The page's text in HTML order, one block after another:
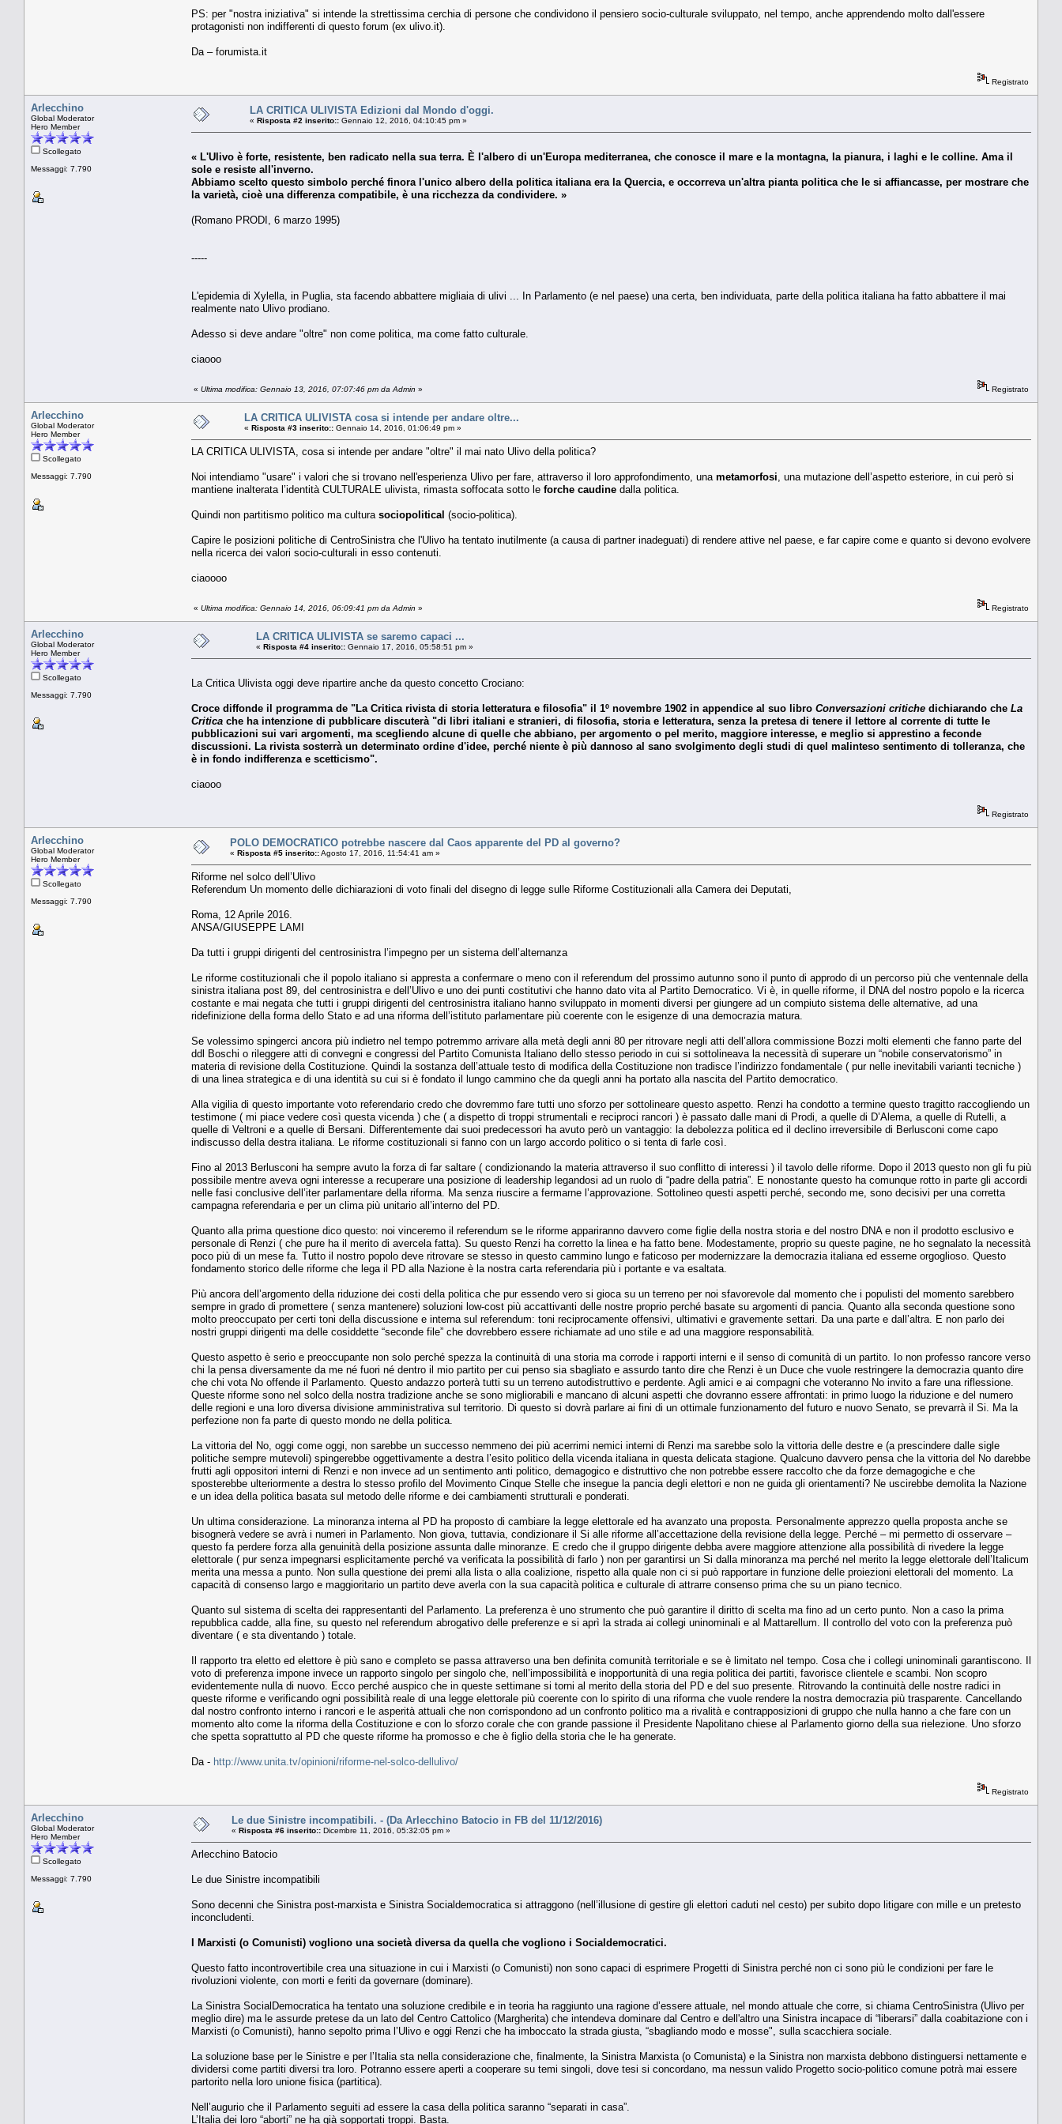
PS: per "nostra iniziativa" si intende la strettissima cerchia di persone che condividono il pensiero socio-culturale sviluppato, nel tempo, anche apprendendo molto dall'essere
protagonisti non indifferenti di questo forum (ex ulivo.it).
Da – forumista.it
Registrato
Arlecchino
Global Moderator
Hero Member
Scollegato
Messaggi: 7.790
LA CRITICA ULIVISTA Edizioni dal Mondo d'oggi.
« Risposta #2 inserito:: Gennaio 12, 2016, 04:10:45 pm »
« L'Ulivo è forte, resistente, ben radicato nella sua terra. È l'albero di un'Europa mediterranea, che conosce il mare e la montagna, la pianura, i laghi e le colline. Ama il
sole e resiste all'inverno.
Abbiamo scelto questo simbolo perché finora l'unico albero della politica italiana era la Quercia, e occorreva un'altra pianta politica che le si affiancasse, per mostrare che
la varietà, cioè una differenza compatibile, è una ricchezza da condividere. »
(Romano PRODI, 6 marzo 1995)
-----
L'epidemia di Xylella, in Puglia, sta facendo abbattere migliaia di ulivi ... In Parlamento (e nel paese) una certa, ben individuata, parte della politica italiana ha fatto abbattere il mai
realmente nato Ulivo prodiano.
Adesso si deve andare "oltre" non come politica, ma come fatto culturale.
ciaooo
« Ultima modifica: Gennaio 13, 2016, 07:07:46 pm da Admin » Registrato
Arlecchino
Global Moderator
Hero Member
Scollegato
Messaggi: 7.790
LA CRITICA ULIVISTA cosa si intende per andare oltre...
« Risposta #3 inserito:: Gennaio 14, 2016, 01:06:49 pm »
LA CRITICA ULIVISTA, cosa si intende per andare "oltre" il mai nato Ulivo della politica?
Noi intendiamo "usare" i valori che si trovano nell'esperienza Ulivo per fare, attraverso il loro approfondimento, una metamorfosi , una mutazione dell’aspetto esteriore, in cui però si
mantiene inalterata l’identità CULTURALE ulivista, rimasta soffocata sotto le forche caudine dalla politica.
Quindi non partitismo politico ma cultura sociopolitical (socio-politica).
Capire le posizioni politiche di CentroSinistra che l'Ulivo ha tentato inutilmente (a causa di partner inadeguati) di rendere attive nel paese, e far capire come e quanto si devono evolvere
nella ricerca dei valori socio-culturali in esso contenuti.
ciaoooo
« Ultima modifica: Gennaio 14, 2016, 06:09:41 pm da Admin » Registrato
Arlecchino
Global Moderator
Hero Member
Scollegato
Messaggi: 7.790
LA CRITICA ULIVISTA se saremo capaci ...
« Risposta #4 inserito:: Gennaio 17, 2016, 05:58:51 pm »
La Critica Ulivista oggi deve ripartire anche da questo concetto Crociano:
Croce diffonde il programma de "La Critica rivista di storia letteratura e filosofia" il 1º novembre 1902 in appendice al suo libro Conversazioni critiche dichiarando che La
Critica che ha intenzione di pubblicare discuterà "di libri italiani e stranieri, di filosofia, storia e letteratura, senza la pretesa di tenere il lettore al corrente di tutte le
pubblicazioni sui vari argomenti, ma scegliendo alcune di quelle che abbiano, per argomento o pel merito, maggiore interesse, e meglio si apprestino a feconde
discussioni. La rivista sosterrà un determinato ordine d'idee, perché niente è più dannoso al sano svolgimento degli studi di quel malinteso sentimento di tolleranza, che
è in fondo indifferenza e scetticismo".
ciaooo
Registrato
Arlecchino
Global Moderator
Hero Member
Scollegato
Messaggi: 7.790
POLO DEMOCRATICO potrebbe nascere dal Caos apparente del PD al governo?
« Risposta #5 inserito::Agosto 17, 2016, 11:54:41 am »
Riforme nel solco dell’Ulivo
Referendum Un momento delle dichiarazioni di voto finali del disegno di legge sulle Riforme Costituzionali alla Camera dei Deputati,
Roma, 12 Aprile 2016.
ANSA/GIUSEPPE LAMI
Da tutti i gruppi dirigenti del centrosinistra l’impegno per un sistema dell’alternanza
Le riforme costituzionali che il popolo italiano si appresta a confermare o meno con il referendum del prossimo autunno sono il punto di approdo di un percorso più che ventennale della
sinistra italiana post 89, del centrosinistra e dell’Ulivo e uno dei punti costitutivi che hanno dato vita al Partito Democratico. Vi è, in quelle riforme, il DNA del nostro popolo e la ricerca
costante e mai negata che tutti i gruppi dirigenti del centrosinistra italiano hanno sviluppato in momenti diversi per giungere ad un compiuto sistema delle alternative, ad una
ridefinizione della forma dello Stato e ad una riforma dell’istituto parlamentare più coerente con le esigenze di una democrazia matura.
Se volessimo spingerci ancora più indietro nel tempo potremmo arrivare alla metà degli anni 80 per ritrovare negli atti dell’allora commissione Bozzi molti elementi che fanno parte del
ddl Boschi o rileggere atti di convegni e congressi del Partito Comunista Italiano dello stesso periodo in cui si sottolineava la necessità di superare un “nobile conservatorismo” in
materia di revisione della Costituzione. Quindi la sostanza dell’attuale testo di modifica della Costituzione non tradisce l’indirizzo fondamentale ( pur nelle inevitabili varianti tecniche )
di una linea strategica e di una identità su cui si è fondato il lungo cammino che da quegli anni ha portato alla nascita del Partito democratico.
Alla vigilia di questo importante voto referendario credo che dovremmo fare tutti uno sforzo per sottolineare questo aspetto. Renzi ha condotto a termine questo tragitto raccogliendo un
testimone ( mi piace vedere così questa vicenda ) che ( a dispetto di troppi strumentali e reciproci rancori ) è passato dalle mani di Prodi, a quelle di D’Alema, a quelle di Rutelli, a
quelle di Veltroni e a quelle di Bersani. Differentemente dai suoi predecessori ha avuto però un vantaggio: la debolezza politica ed il declino irreversibile di Berlusconi come capo
indiscusso della destra italiana. Le riforme costituzionali si fanno con un largo accordo politico o si tenta di farle così.
Fino al 2013 Berlusconi ha sempre avuto la forza di far saltare ( condizionando la materia attraverso il suo conflitto di interessi ) il tavolo delle riforme. Dopo il 2013 questo non gli fu più
possibile mentre aveva ogni interesse a recuperare una posizione di leadership legandosi ad un ruolo di “padre della patria”. E nonostante questo ha comunque rotto in parte gli accordi
nelle fasi conclusive dell’iter parlamentare della riforma. Ma senza riuscire a fermarne l’approvazione. Sottolineo questi aspetti perché, secondo me, sono decisivi per una corretta
campagna referendaria e per un clima più unitario all’interno del PD.
Quanto alla prima questione dico questo: noi vinceremo il referendum se le riforme appariranno davvero come figlie della nostra storia e del nostro DNA e non il prodotto esclusivo e
personale di Renzi ( che pure ha il merito di avercela fatta). Su questo Renzi ha corretto la linea e ha fatto bene. Modestamente, proprio su queste pagine, ne ho segnalato la necessità
poco più di un mese fa. Tutto il nostro popolo deve ritrovare se stesso in questo cammino lungo e faticoso per modernizzare la democrazia italiana ed esserne orgoglioso. Questo
fondamento storico delle riforme che lega il PD alla Nazione è la nostra carta referendaria più i portante e va esaltata.
Più ancora dell’argomento della riduzione dei costi della politica che pur essendo vero si gioca su un terreno per noi sfavorevole dal momento che i populisti del momento sarebbero
sempre in grado di promettere ( senza mantenere) soluzioni low-cost più accattivanti delle nostre proprio perché basate su argomenti di pancia. Quanto alla seconda questione sono
molto preoccupato per certi toni della discussione e interna sul referendum: toni reciprocamente offensivi, ultimativi e gravemente settari. Da una parte e dall’altra. E non parlo dei
nostri gruppi dirigenti ma delle cosiddette “seconde file” che dovrebbero essere richiamate ad uno stile e ad una maggiore responsabilità.
Questo aspetto è serio e preoccupante non solo perché spezza la continuità di una storia ma corrode i rapporti interni e il senso di comunità di un partito. Io non professo rancore verso
chi la pensa diversamente da me né fuori né dentro il mio partito per cui penso sia sbagliato e assurdo tanto dire che Renzi è un Duce che vuole restringere la democrazia quanto dire
che chi vota No offende il Parlamento. Questo andazzo porterà tutti su un terreno autodistruttivo e perdente. Agli amici e ai compagni che voteranno No invito a fare una riflessione.
Queste riforme sono nel solco della nostra tradizione anche se sono migliorabili e mancano di alcuni aspetti che dovranno essere affrontati: in primo luogo la riduzione e del numero
delle regioni e una loro diversa divisione amministrativa sul territorio. Di questo si dovrà parlare ai fini di un ottimale funzionamento del futuro e nuovo Senato, se prevarrà il Si. Ma la
perfezione non fa parte di questo mondo ne della politica.
La vittoria del No, oggi come oggi, non sarebbe un successo nemmeno dei più acerrimi nemici interni di Renzi ma sarebbe solo la vittoria delle destre e (a prescindere dalle sigle
politiche sempre mutevoli) spingerebbe oggettivamente a destra l’esito politico della vicenda italiana in questa delicata stagione. Qualcuno davvero pensa che la vittoria del No darebbe
frutti agli oppositori interni di Renzi e non invece ad un sentimento anti politico, demagogico e distruttivo che non potrebbe essere raccolto che da forze demagogiche e che
sposterebbe ulteriormente a destra lo stesso profilo del Movimento Cinque Stelle che insegue la pancia degli elettori e non ne guida gli orientamenti? Ne uscirebbe demolita la Nazione
e un idea della politica basata sul metodo delle riforme e dei cambiamenti strutturali e ponderati.
Un ultima considerazione. La minoranza interna al PD ha proposto di cambiare la legge elettorale ed ha avanzato una proposta. Personalmente apprezzo quella proposta anche se
bisognerà vedere se avrà i numeri in Parlamento. Non giova, tuttavia, condizionare il Si alle riforme all’accettazione della revisione della legge. Perché – mi permetto di osservare –
questo fa perdere forza alla genuinità della posizione assunta dalle minoranze. E credo che il gruppo dirigente debba avere maggiore attenzione alla possibilità di rivedere la legge
elettorale ( pur senza impegnarsi esplicitamente perché va verificata la possibilità di farlo ) non per garantirsi un Si dalla minoranza ma perché nel merito la legge elettorale dell’Italicum
merita una messa a punto. Non sulla questione dei premi alla lista o alla coalizione, rispetto alla quale non ci si può rapportare in funzione delle proiezioni elettorali del momento. La
capacità di consenso largo e maggioritario un partito deve averla con la sua capacità politica e culturale di attrarre consenso prima che su un piano tecnico.
Quanto sul sistema di scelta dei rappresentanti del Parlamento. La preferenza è uno strumento che può garantire il diritto di scelta ma fino ad un certo punto. Non a caso la prima
repubblica cadde, alla fine, su questo nel referendum abrogativo delle preferenze e si aprì la strada ai collegi uninominali e al Mattarellum. Il controllo del voto con la preferenza può
diventare ( e sta diventando ) totale.
Il rapporto tra eletto ed elettore è più sano e completo se passa attraverso una ben definita comunità territoriale e se è limitato nel tempo. Cosa che i collegi uninominali garantiscono. Il
voto di preferenza impone invece un rapporto singolo per singolo che, nell’impossibilità e inopportunità di una regia politica dei partiti, favorisce clientele e scambi. Non scopro
evidentemente nulla di nuovo. Ecco perché auspico che in queste settimane si torni al merito della storia del PD e del suo presente. Ritrovando la continuità delle nostre radici in
queste riforme e verificando ogni possibilità reale di una legge elettorale più coerente con lo spirito di una riforma che vuole rendere la nostra democrazia più trasparente. Cancellando
dal nostro confronto interno i rancori e le asperità attuali che non corrispondono ad un confronto politico ma a rivalità e contrapposizioni di gruppo che nulla hanno a che fare con un
momento alto come la riforma della Costituzione e con lo sforzo corale che con grande passione il Presidente Napolitano chiese al Parlamento giorno della sua rielezione. Uno sforzo
che spetta soprattutto al PD che queste riforme ha promosso e che è figlio della storia che le ha generate.
Da - http://www.unita.tv/opinioni/riforme-nel-solco-dellulivo/
Registrato
Arlecchino
Global Moderator
Hero Member
Scollegato
Messaggi: 7.790
Le due Sinistre incompatibili. - (Da Arlecchino Batocio in FB del 11/12/2016)
« Risposta #6 inserito:: Dicembre 11, 2016, 05:32:05 pm »
Arlecchino Batocio
Le due Sinistre incompatibili
Sono decenni che Sinistra post-marxista e Sinistra Socialdemocratica si attraggono (nell’illusione di gestire gli elettori caduti nel cesto) per subito dopo litigare con mille e un pretesto
inconcludenti.
I Marxisti (o Comunisti) vogliono una società diversa da quella che vogliono i Socialdemocratici.
Questo fatto incontrovertibile crea una situazione in cui i Marxisti (o Comunisti) non sono capaci di esprimere Progetti di Sinistra perché non ci sono più le condizioni per fare le
rivoluzioni violente, con morti e feriti da governare (dominare).
La Sinistra SocialDemocratica ha tentato una soluzione credibile e in teoria ha raggiunto una ragione d’essere attuale, nel mondo attuale che corre, si chiama CentroSinistra (Ulivo per
meglio dire) ma le assurde pretese da un lato del Centro Cattolico (Margherita) che intendeva dominare dal Centro e dell'altro una Sinistra incapace di “liberarsi” dalla coabitazione con i
Marxisti (o Comunisti), hanno sepolto prima l’Ulivo e oggi Renzi che ha imboccato la strada giusta, “sbagliando modo e mosse", sulla scacchiera sociale.
La soluzione base per le Sinistre e per l’Italia sta nella considerazione che, finalmente, la Sinistra Marxista (o Comunista) e la Sinistra non marxista debbono distinguersi nettamente e
dividersi come partiti diversi tra loro. Potranno essere aperti a cooperare su temi singoli, dove tesi si concordano, ma nessun valido Progetto socio-politico comune potrà mai essere
partorito nella loro unione fisica (partitica).
Nell’augurio che il Parlamento seguiti ad essere la casa della politica saranno “separati in casa”.
L’Italia dei loro “aborti” ne ha già sopportati troppi. Basta.